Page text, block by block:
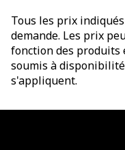
Tous les prix
demande. Les prix
fonction des produits
soumis à
s'appliquent.